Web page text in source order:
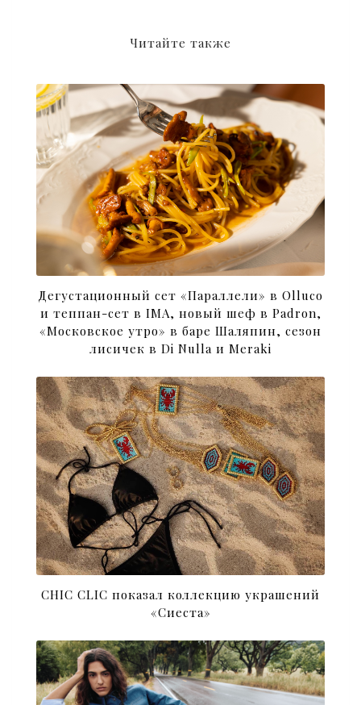
Читайте также
Дегустационный сет «Параллели» в Olluco
и теппан-сет в IMA, новый шеф в Padron,
«Московское утро» в баре Шаляпин, сезон
лисичек в Di Nulla и Meraki
CHIC CLIC показал коллекцию украшений
«Сиеста»